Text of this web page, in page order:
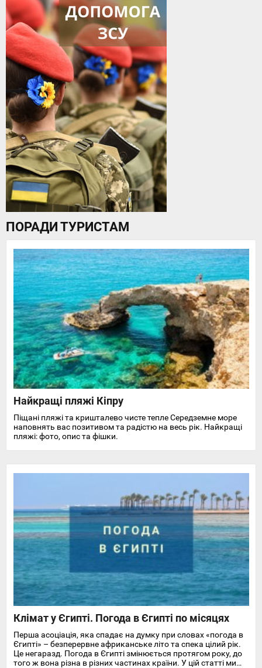
ПОРАДИ ТУРИСТАМ
Найкращі пляжі Кіпру
Піщані пляжі та кришталево чисте тепле Середземне море
наповнять вас позитивом та радістю на весь рік. Найкращі
пляжі: фото, опис та фішки.
Клімат у Єгипті. Погода в Єгипті по місяцях
Перша асоціація, яка спадає на думку при словах «погода в
Єгипті» – безперервне африканське літо та спека цілий рік.
Це негаразд. Погода в Єгипті змінюється протягом року, до
того ж вона різна в різних частинах країни. У цій статті ми